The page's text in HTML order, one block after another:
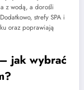
z wodą, a dorośli
strefy SPA i
oraz poprawiają
jak wybrać